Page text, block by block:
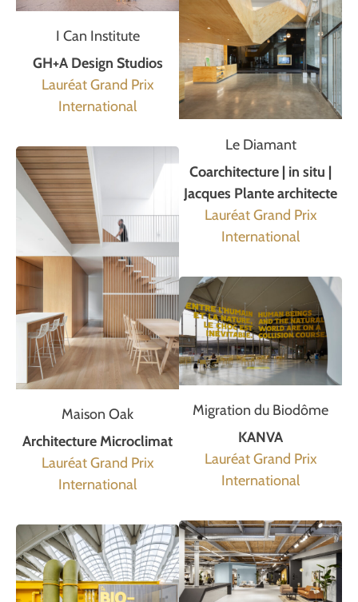
I Can Institute
GH+A Design Studios
Lauréat Grand Prix
International
Maison Oak
Architecture Microclimat
Lauréat Grand Prix
International
Le Diamant
Coarchitecture | in situ |
Jacques Plante architecte
Lauréat Grand Prix
International
Migration du Biodôme
KANVA
Lauréat Grand Prix
International